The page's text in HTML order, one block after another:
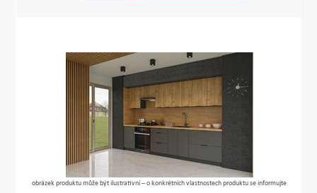
obrázek produktu může být ilustrativní – o konkrétních vlastnostech produktu se informujte